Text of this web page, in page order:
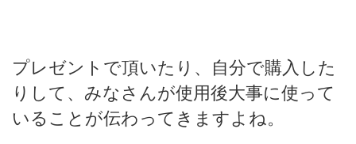
プレゼントで頂いたり、自分で購入した
りして、みなさんが使用後大事に使って
いることが伝わってきますよね。